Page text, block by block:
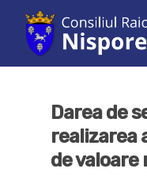
Darea de
realizarea
de valoare